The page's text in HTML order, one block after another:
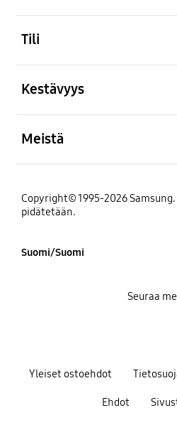
Tili
Kestävyys
Meistä
Copyright© 1995-2026
pidätetään.
Suomi/Suomi
Yleiset ostoehdot
Ehdot
Seuraa